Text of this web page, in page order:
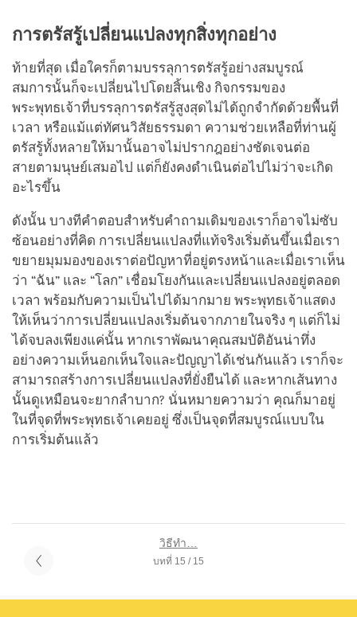
การตรัสรู้เปลี่ยนแปลงทุกสิ่งทุกอย่าง
ท้ายที่สุด เมื่อใครก็ตามบรรลุการตรัสรู้อย่างสมบูรณ์
สมการนั้นก็จะเปลี่ยนไปโดยสิ้นเชิง กิจกรรมของ
พระพุทธเจ้าที่บรรลุการตรัสรู้สูงสุดไม่ได้ถูกจำกัดด้วยพื้นที่
เวลา หรือแม้แต่ทัศนวิสัยธรรมดา ความช่วยเหลือที่ท่านผู้
ตรัสรู้ทั้งหลายให้มานั้นอาจไม่ปรากฎอย่างชัดเจนต่อ
สายตามนุษย์เสมอไป แต่ก็ยังคงดำเนินต่อไปไม่ว่าจะเกิด
อะไรขึ้น
ดังนั้น บางทีคำตอบสำหรับคำถามเดิมของเราก็อาจไม่ซับ
ซ้อนอย่างที่คิด การเปลี่ยนแปลงที่แท้จริงเริ่มต้นขึ้นเมื่อเรา
ขยายมุมมองของเราต่อปัญหาที่อยู่ตรงหน้าและเมื่อเราเห็น
ว่า “ฉัน” และ “โลก” เชื่อมโยงกันและเปลี่ยนแปลงอยู่ตลอด
เวลา พร้อมกับความเป็นไปได้มากมาย พระพุทธเจ้าแสดง
ให้เห็นว่าการเปลี่ยนแปลงเริ่มต้นจากภายในจริง ๆ แต่ก็ไม่
ได้จบลงเพียงแค่นั้น หากเราพัฒนาคุณสมบัติอันน่าทึ่ง
อย่างความเห็นอกเห็นใจและปัญญาได้เช่นกันแล้ว เราก็จะ
สามารถสร้างการเปลี่ยนแปลงที่ยั่งยืนได้ และหากเส้นทาง
นั้นดูเหมือนจะยากลำบาก? นั่นหมายความว่า คุณก็มาอยู่
ในที่จุดที่พระพุทธเจ้าเคยอยู่ ซึ่งเป็นจุดที่สมบูรณ์แบบใน
การเริ่มต้นแล้ว
วิธีทำ…
บทที่ 15 / 15